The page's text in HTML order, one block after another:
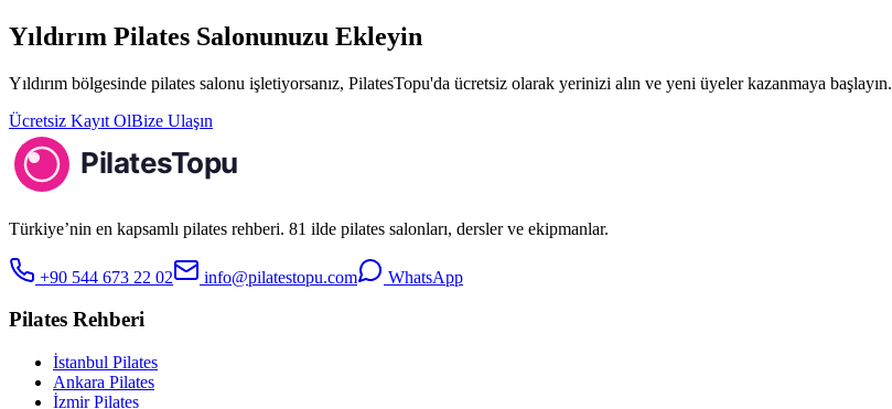
Yıldırım Pilates Salonunuzu Ekleyin
Yıldırım bölgesinde pilates salonu işletiyorsanız, PilatesTopu'da ücretsiz olarak yerinizi alın ve yeni üyeler kazanmaya başlayın.
Ücretsiz Kayıt OlBize Ulaşın
Türkiye’nin en kapsamlı pilates rehberi. 81 ilde pilates salonları, dersler ve ekipmanlar.
+90 544 673 22 02 info@pilatestopu.com WhatsApp
Pilates Rehberi
İstanbul Pilates
Ankara Pilates
İzmir Pilates